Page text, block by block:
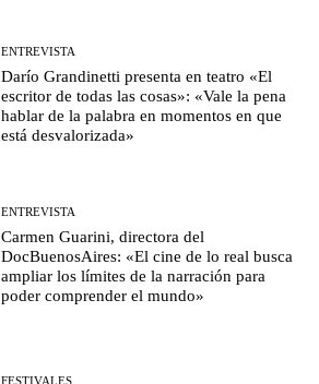
ENTREVISTA
Darío Grandinetti presenta en teatro «El
escritor de todas las cosas»: «Vale la pena
hablar de la palabra en momentos en que
está desvalorizada»
ENTREVISTA
Carmen Guarini, directora del
DocBuenosAires: «El cine de lo real busca
ampliar los límites de la narración para
poder comprender el mundo»
FESTIVALES